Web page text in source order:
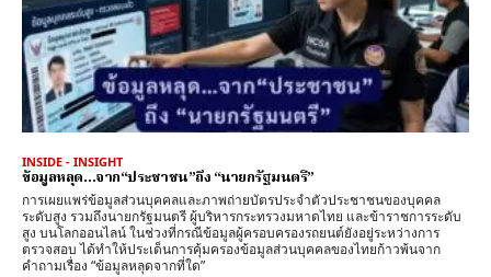
INSIDE - INSIGHT
ข้อมูลหลุด…จาก“ประชาชน”ถึง “นายกรัฐมนตรี”
การเผยแพร่ข้อมูลส่วนบุคคลและภาพถ่ายบัตรประจำตัวประชาชนของบุคคล
ระดับสูง รวมถึงนายกรัฐมนตรี ผู้บริหารกระทรวงมหาดไทย และข้าราชการระดับ
สูง บนโลกออนไลน์ ในช่วงที่กรณีข้อมูลผู้ครอบครองรถยนต์ยังอยู่ระหว่างการ
ตรวจสอบ ได้ทำให้ประเด็นการคุ้มครองข้อมูลส่วนบุคคลของไทยก้าวพ้นจาก
คำถามเรื่อง “ข้อมูลหลุดจากที่ใด”